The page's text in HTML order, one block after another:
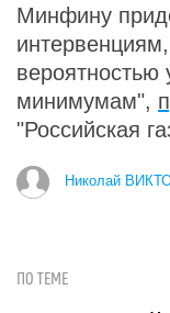
Минфину
вероятностью
минимумам",
"Российская
Николай
ПО ТЕМЕ